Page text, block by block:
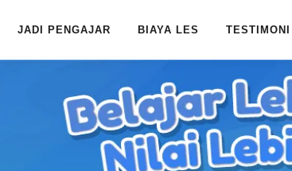
JADI PENGAJAR BIAYA LES TESTIMONI